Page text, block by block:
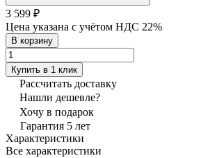
3 599 ₽
Цена указана с учётом НДС 22%
В корзину
Купить в 1 клик
Рассчитать доставку
Нашли дешевле?
Хочу в подарок
Гарантия 5 лет
Характеристики
Все характеристики